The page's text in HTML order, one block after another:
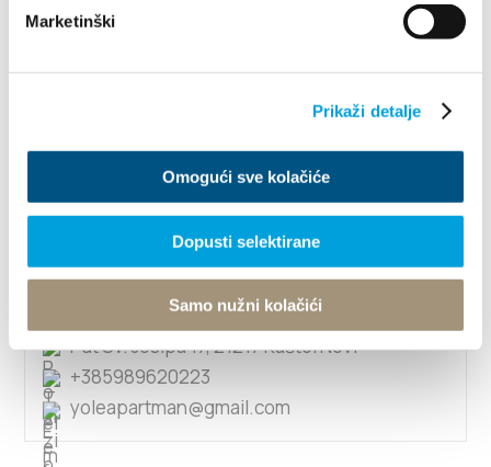
Marketinški
Prikaži detalje
Omogući sve kolačiće
Dopusti selektirane
Samo nužni kolačići
1/5
Joško Čizmić
stella.apartments@yahoo.com
Joško Čogelja
Put Sv. Josipa 17, 21217 Kaštel Novi
+385989620223
yoleapartman@gmail.com